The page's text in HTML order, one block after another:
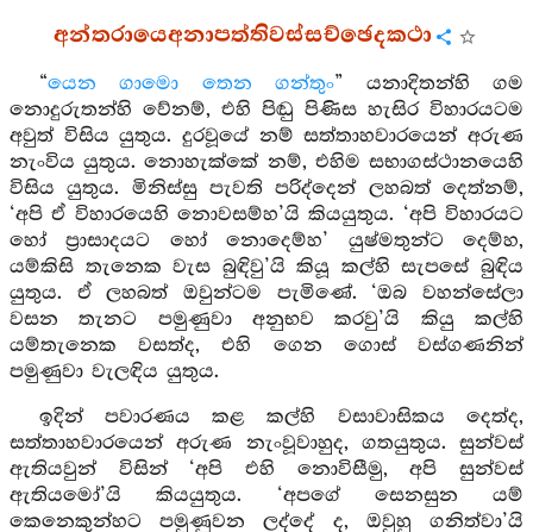
අන්තරායෙඅනාපත්තිවස්සච්ඡෙදකථා
“යෙන ගාමො තෙන ගන්තුං” යනාදිතන්හි ගම
නොදුරුතන්හි වේනම්, එහි පිඬු පිණිස හැසිර විහාරයටම
අවුත් විසිය යුතුය. දුරවූයේ නම් සත්තාහවාරයෙන් අරුණ
නැංවිය යුතුය. නොහැක්කේ නම්, එහිම සභාගස්ථානයෙහි
විසිය යුතුය. මිනිස්සු පැවති පරිද්දෙන් ලහබත් දෙත්නම්,
‘අපි ඒ විහාරයෙහි නොවසම්හ’යි කියයුතුය. ‘අපි විහාරයට
හෝ ප්‍රාසාදයට හෝ නොදෙම්හ’ යුෂ්මතුන්ට දෙම්හ,
යම්කිසි තැනෙක වැස බුඳිවු’යි කියූ කල්හි සැපසේ බුඳිය
යුතුය. ඒ ලහබත් ඔවුන්ටම පැමිණේ. ‘ඔබ වහන්සේලා
වසන තැනට පමුණුවා අනුභව කරවු’යි කියු කල්හි
යම්තැනෙක වසත්ද, එහි ගෙන ගොස් වස්ගණනින්
පමුණුවා වැලඳිය යුතුය.
ඉදින් පවාරණය කළ කල්හි වසාවාසිකය දෙත්ද,
සත්තාහවාරයෙන් අරුණ නැංවූවාහුද, ගතයුතුය. සුන්වස්
ඇතියවුන් විසින් ‘අපි එහි නොවිසීමු, අපි සුන්වස්
ඇතියමෝ’යි කියයුතුය. ‘අපගේ සෙනසුන යම්
කෙනෙකුන්හට පමුණුවන ලද්දේ ද, ඔවුහු ගනිත්වා’යි